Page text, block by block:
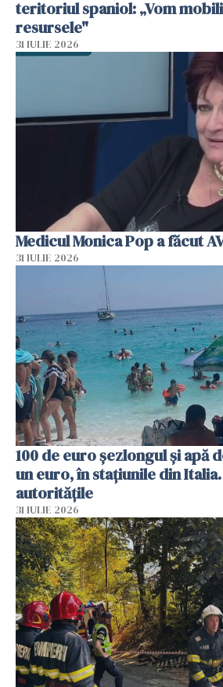
teritoriul spaniol: „Vom
resursele"
31 IULIE 2026
Medicul Monica Pop a făcut
31 IULIE 2026
100 de euro șezlongul și apă
un euro, în stațiunile din
autoritățile
31 IULIE 2026